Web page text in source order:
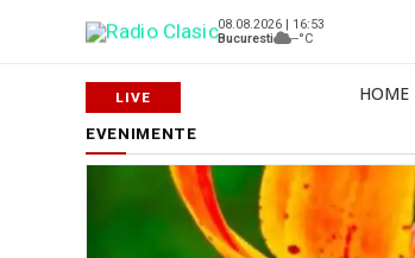
08.08.2026 | 16:53
Bucuresti
--°C
HOME
EVENIMENTE